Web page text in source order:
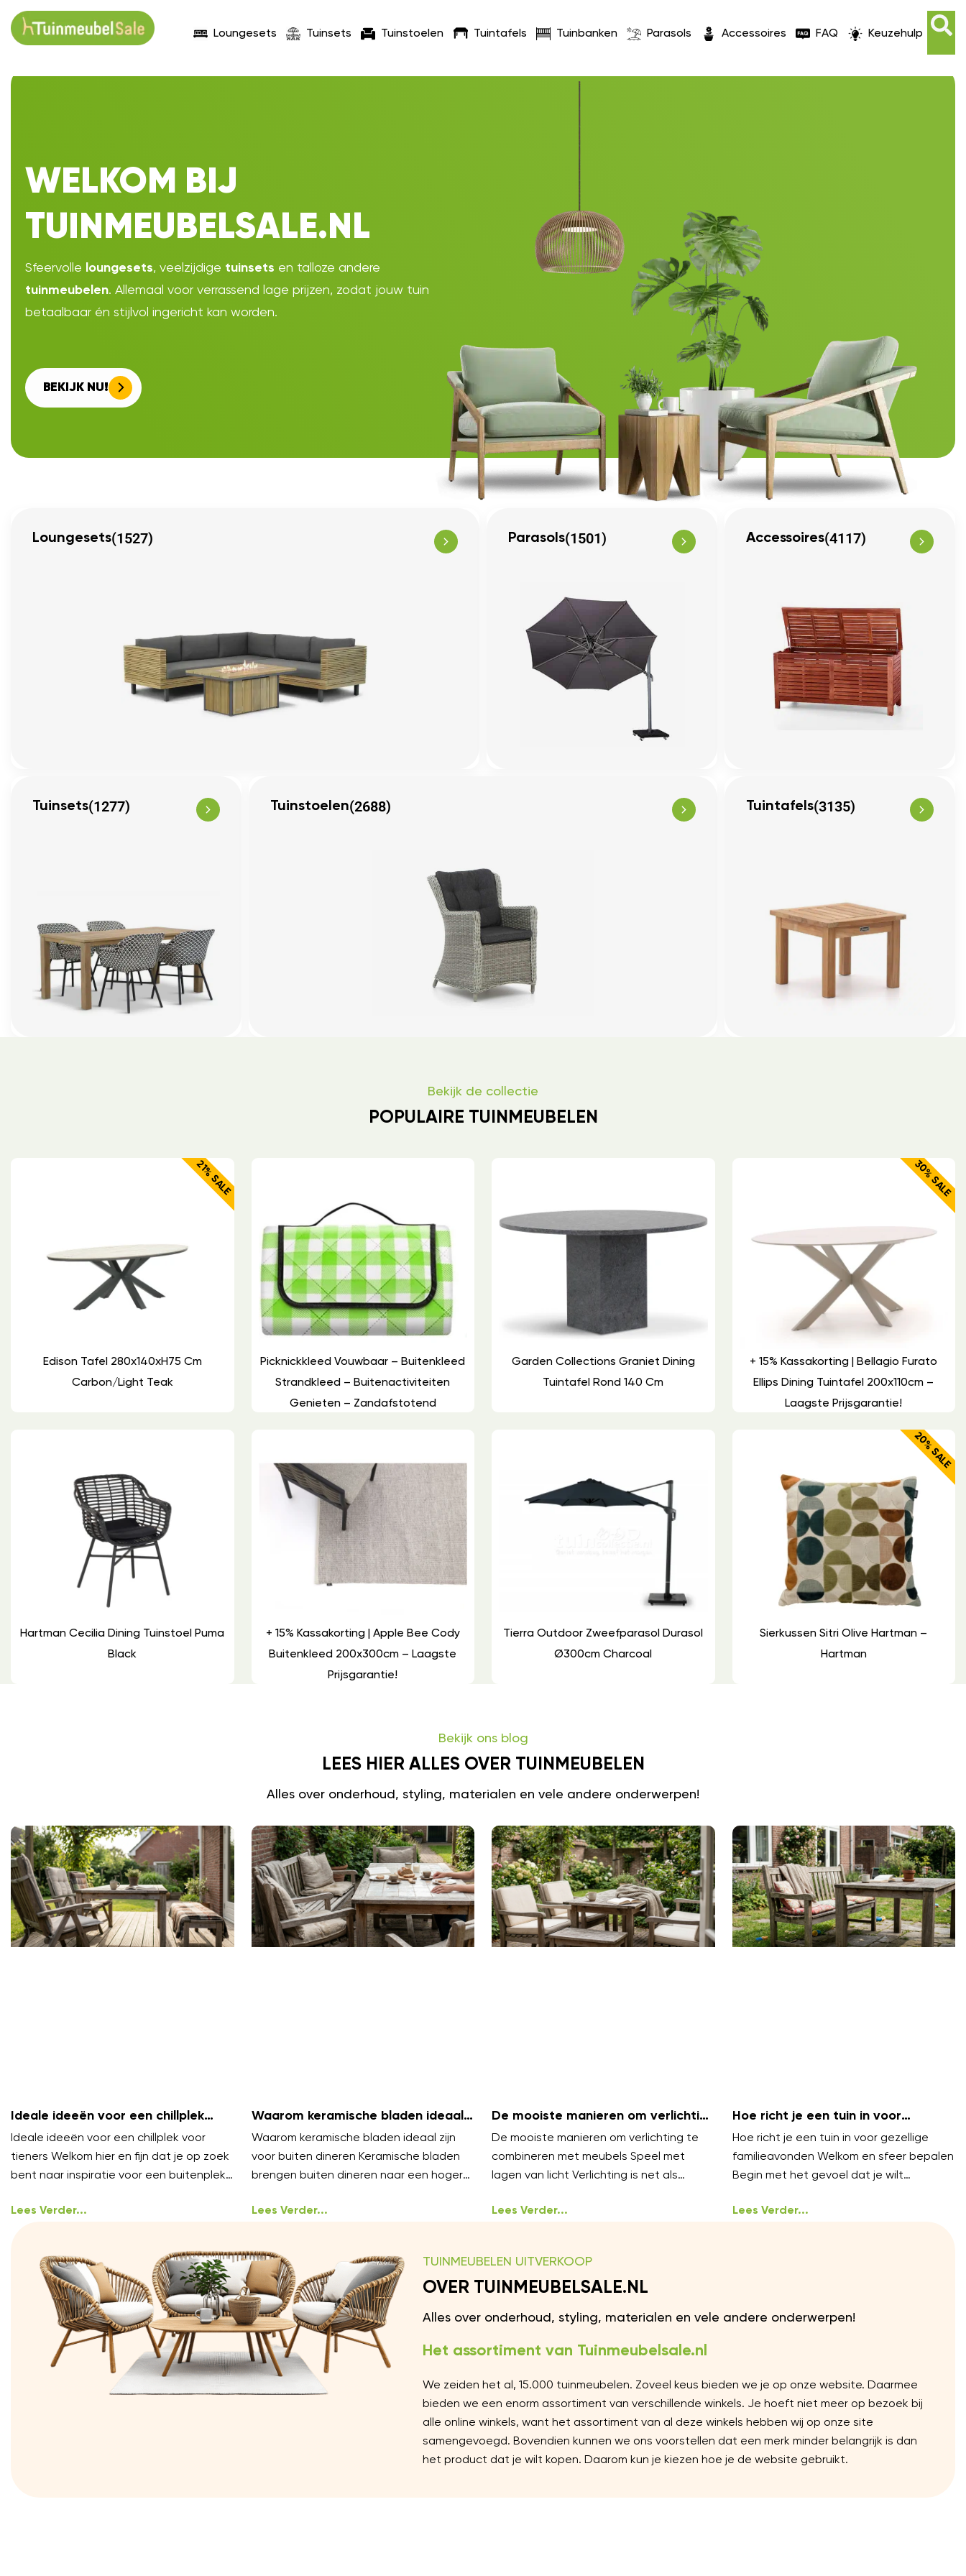
Loungesets Tuinsets Tuinstoelen Tuintafels Tuinbanken Parasols Accessoires FAQ Keuzehulp
WELKOM BIJ
TUINMEUBELSALE.NL
Sfeervolle loungesets, veelzijdige tuinsets en talloze andere
tuinmeubelen. Allemaal voor verrassend lage prijzen, zodat jouw tuin
betaalbaar én stijlvol ingericht kan worden.
BEKIJK NU!
Loungesets(1527) Parasols(1501) Accessoires(4117)
Tuinsets(1277) Tuinstoelen(2688) Tuintafels(3135)
Bekijk de collectie
POPULAIRE TUINMEUBELEN
21% SALE
Edison Tafel 280x140xH75 Cm
Carbon/light Teak
Picknickkleed Vouwbaar – Buitenkleed
Strandkleed – Buitenactiviteiten
Genieten – Zandafstotend
Garden Collections Graniet Dining
Tuintafel Rond 140 Cm
30% SALE
+ 15% Kassakorting | Bellagio Furato
Ellips Dining Tuintafel 200x110cm –
Laagste Prijsgarantie!
Hartman Cecilia Dining Tuinstoel Puma
Black
+ 15% Kassakorting | Apple Bee Cody
Buitenkleed 200x300cm – Laagste
Prijsgarantie!
Tierra Outdoor Zweefparasol Durasol
Ø300cm Charcoal
20% SALE
Sierkussen Sitri Olive Hartman –
Hartman
Bekijk ons blog
LEES HIER ALLES OVER TUINMEUBELEN
Alles over onderhoud, styling, materialen en vele andere onderwerpen!
Ideale ideeën voor een chillplek
voor tieners
Ideale ideeën voor een chillplek voor
tieners Welkom hier en fijn dat je op zoek
bent naar inspiratie voor een buitenplek
Lees Verder...
Waarom keramische bladen ideaal
zijn voor buiten dineren
Waarom keramische bladen ideaal zijn
voor buiten dineren Keramische bladen
brengen buiten dineren naar een hoger
onder
Lees Verder...
De mooiste manieren om verlichting
te combineren met meubels
De mooiste manieren om verlichting te
combineren met meubels Speel met
lagen van licht Verlichting is net als
Lees Verder...
Hoe richt je een tuin in voor
gezellige familieavonden?
Hoe richt je een tuin in voor gezellige
familieavonden Welkom en sfeer bepalen
Begin met het gevoel dat je wilt
ongedwongen
Lees Verder...
TUINMEUBELEN UITVERKOOP
OVER TUINMEUBELSALE.NL
Alles over onderhoud, styling, materialen en vele andere onderwerpen!
Het assortiment van Tuinmeubelsale.nl
We zeiden het al, 15.000 tuinmeubelen. Zoveel keus bieden we je op onze website. Daarmee
bieden we een enorm assortiment van verschillende winkels. Je hoeft niet meer op bezoek bij
alle online winkels, want het assortiment van al deze winkels hebben wij op onze site
samengevoegd. Bovendien kunnen we ons voorstellen dat een merk minder belangrijk is dan
het product dat je wilt kopen. Daarom kun je kiezen hoe je de website gebruikt.